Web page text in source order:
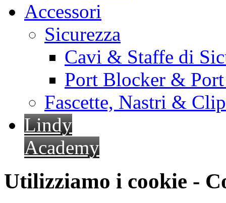
Accessori
Sicurezza
Cavi & Staffe di
Port Blocker &
Fascette, Nastri &
Lindy
Academy
Utilizziamo i cookie -